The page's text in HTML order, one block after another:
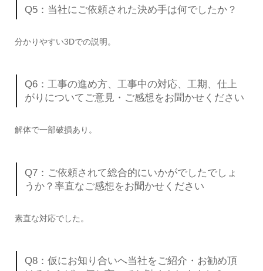
Q5：当社にご依頼された決め手は何でしたか？
分かりやすい3Dでの説明。
Q6：工事の進め方、工事中の対応、工期、仕上
がりについてご意見・ご感想をお聞かせください
解体で一部破損あり。
Q7：ご依頼されて総合的にいかがでしたでしょ
うか？率直なご感想をお聞かせください
素直な対応でした。
Q8：仮にお知り合いへ当社をご紹介・お勧め頂